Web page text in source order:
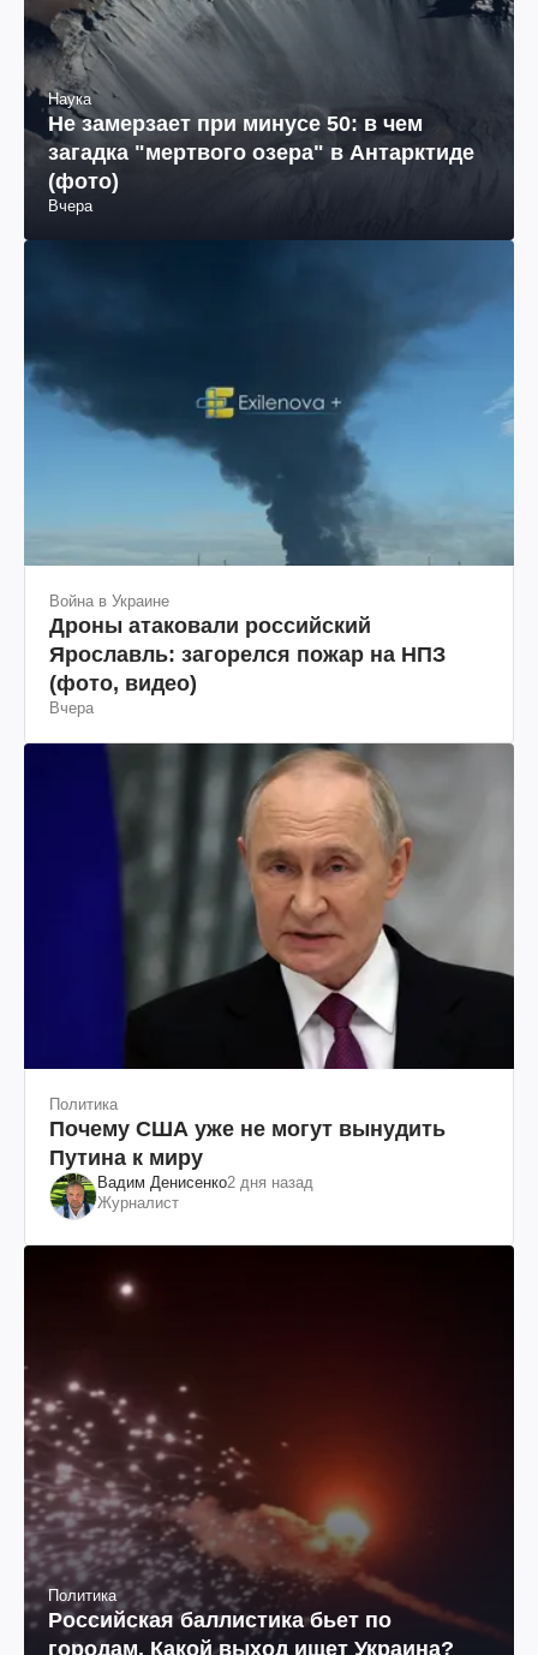
Наука
Не замерзает при минусе 50: в чем
загадка "мертвого озера" в Антарктиде
(фото)
Вчера
Война в Украине
Дроны атаковали российский
Ярославль: загорелся пожар на НПЗ
(фото, видео)
Вчера
Политика
Почему США уже не могут вынудить
Путина к миру
Вадим Денисенко2 дня назад
Журналист
Политика
Российская баллистика бьет по
городам. Какой выход ищет Украина?